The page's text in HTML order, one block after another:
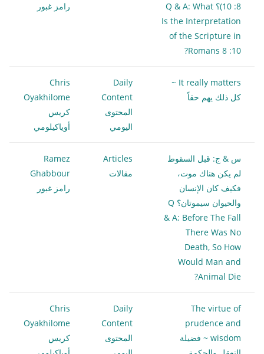
8: 10)؟ Q & A: What
Is the Interpretation
of the Scripture in
Romans 8 :10?
رامز غبور
It really matters ~
كل ذلك يهم حقاً
Daily
Content
المحتوى
اليومي
Chris
Oyakhilome
كريس
أوياكيلومي
س & ج: قبل السقوط
لم يكن هناك موت،
فكيف كان الإنسان
والحيوان سيموتان؟ Q
& A: Before The Fall
There Was No
Death, So How
Would Man and
Animal Die?
Articles
مقالات
Ramez
Ghabbour
رامز غبور
The virtue of
prudence and
wisdom ~ فضيلة
Daily
Content
المحتوى
Chris
Oyakhilome
كريس